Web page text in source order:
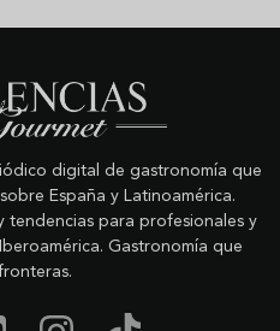
digital de gastronomía que
España y Latinoamérica.
tendencias para profesionales y
Gastronomía que